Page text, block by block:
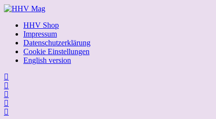
HHV Shop
Impressum
Datenschutzerklärung
Cookie Einstellungen
English version